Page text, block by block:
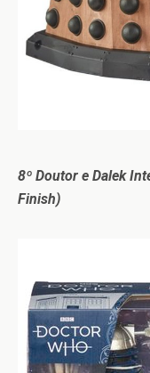
8º Doutor e Dalek
Finish)